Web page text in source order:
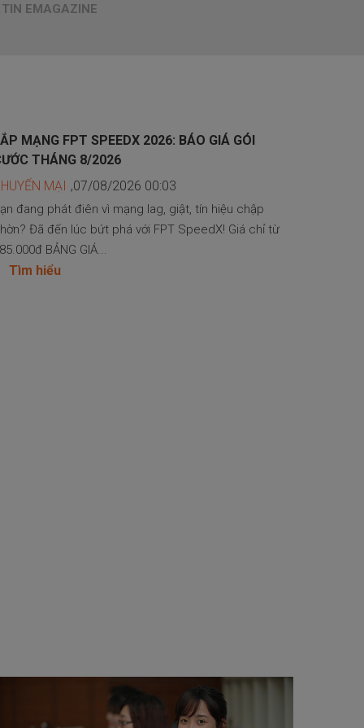
TIN EMAGAZINE
MẠNG FPT SPEEDX 2026: BÁO GIÁ GÓI
THÁNG 8/2026
MẠI ,07/08/2026 00:03
đang phát điên vì mạng lag, giật, tín hiệu chập
Đã đến lúc bứt phá với FPT SpeedX! Giá chỉ từ
BẢNG GIÁ...
Tìm hiểu